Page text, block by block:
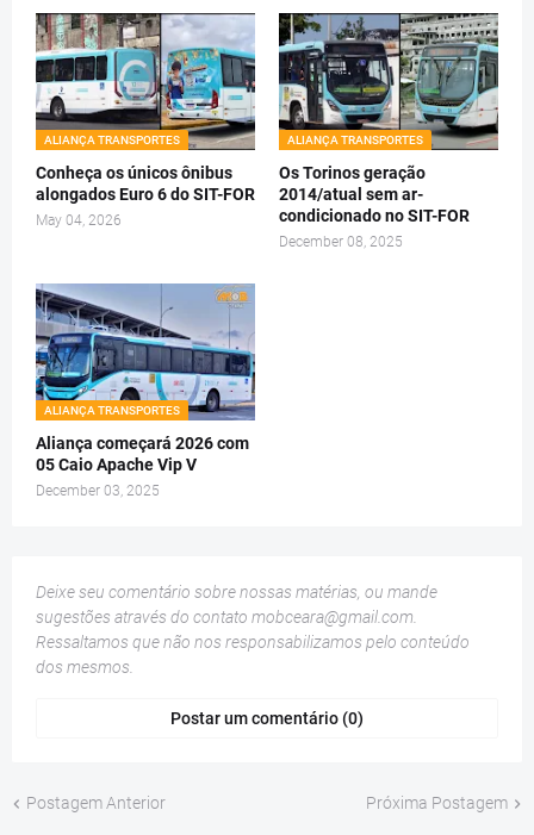
ALIANÇA TRANSPORTES
Conheça os únicos ônibus
alongados Euro 6 do SIT-FOR
May 04, 2026
ALIANÇA TRANSPORTES
Os Torinos geração
2014/atual sem ar-
condicionado no SIT-FOR
December 08, 2025
ALIANÇA TRANSPORTES
Aliança começará 2026 com
05 Caio Apache Vip V
December 03, 2025
Deixe seu comentário sobre nossas matérias, ou mande
sugestões através do contato mobceara@gmail.com
Ressaltamos que não nos responsabilizamos pelo conteúdo
dos mesmos.
Postar um comentário (0)
Postagem Anterior Próxima Postagem